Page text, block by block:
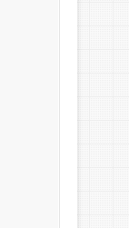
life.We